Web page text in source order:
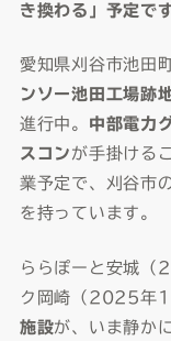
き換わる」予定です
愛知県刈谷市池田
ンソー池田工場跡
進行中。 中部電力
スコン が手掛ける
業予定で、刈谷市
を持っています。
ららぽーと安城（
ク岡崎（2025年
施設が、いま静か